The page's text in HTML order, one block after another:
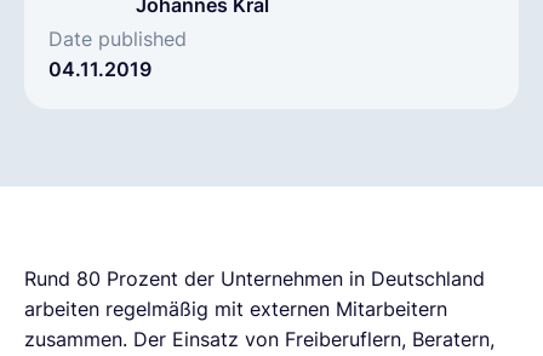
Date published
04.11.2019Contractor Management
Rund 80 Prozent der Unternehmen in Deutschland
arbeiten regelmäßig mit externen Mitarbeitern
zusammen. Der Einsatz von Freiberuflern, Beratern,